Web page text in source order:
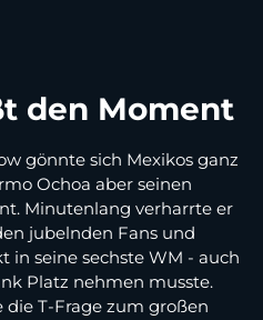
den Moment
gönnte sich Mexikos ganz
Ochoa aber seinen
Minutenlang verharrte er
jubelnden Fans und
in seine sechste WM - auch
Platz nehmen musste.
T-Frage zum großen